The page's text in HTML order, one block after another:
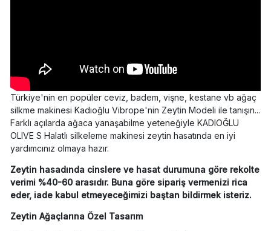
Türkiye'nin en popüler ceviz, badem, vişne, kestane vb ağaç
silkme makinesi Kadıoğlu Vibrope'nin Zeytin Modeli ile tanışın...
Farklı açılarda ağaca yanaşabilme yeteneğiyle KADIOĞLU
OLIVE S Halatlı silkeleme makinesi zeytin hasatında en iyi
yardımcınız olmaya hazır.
Zeytin hasadında cinslere ve hasat durumuna göre rekolte
verimi %40-60 arasıdır. Buna göre sipariş vermenizi rica
eder, iade kabul etmeyeceğimizi baştan bildirmek isteriz.
Zeytin Ağaçlarına Özel Tasarım